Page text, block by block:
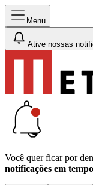
Menu
Ative nossas
Você quer ficar por
notificações em